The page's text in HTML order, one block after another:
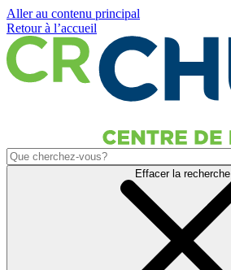
Aller au contenu principal
Retour à l’accueil
Effacer la recherche